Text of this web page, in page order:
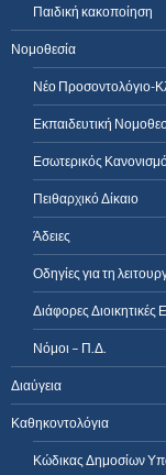
Παιδική κακοποίηση
Νομοθεσία
Νέο Προσοντολόγιο-
Εκπαιδευτική
Εσωτερικός
Πειθαρχικό Δίκαιο
Άδειες
Οδηγίες για τη
Διάφορες Διοικητικές
Νόμοι – Π.Δ.
Διαύγεια
Καθηκοντολόγια
Κώδικας Δημοσίων